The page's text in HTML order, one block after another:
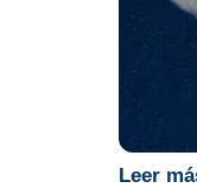
Leer